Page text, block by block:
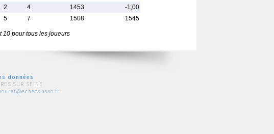
2 4 1453
-1,00
5 7 1508 1545
10 pour tous les joueurs
données
SUR SEINE